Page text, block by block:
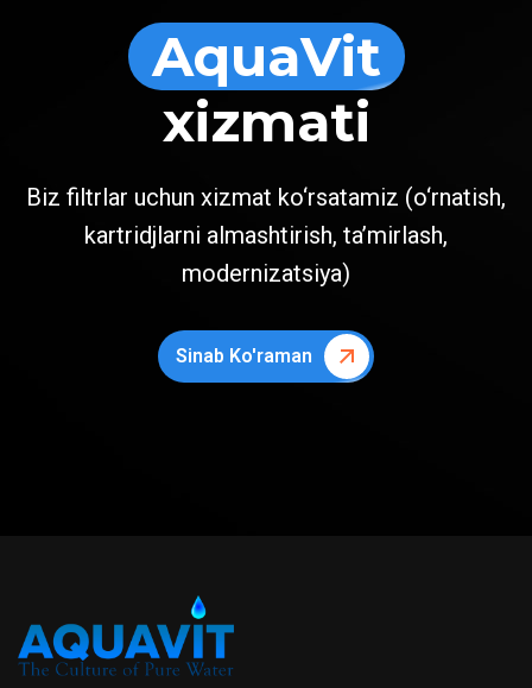
AquaVit
xizmati
Biz filtrlar uchun xizmat ko‘rsatamiz (o‘rnatish,
kartridjlarni almashtirish, ta’mirlash,
modernizatsiya)
Sinab Ko'raman